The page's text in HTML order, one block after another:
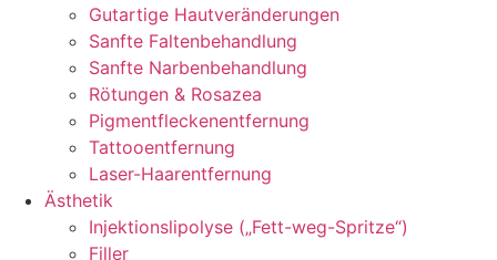
Gutartige Hautveränderungen
Sanfte Faltenbehandlung
Sanfte Narbenbehandlung
Rötungen & Rosazea
Pigmentfleckenentfernung
Tattooentfernung
Laser-Haarentfernung
Ästhetik
Injektionslipolyse („Fett-weg-Spritze“)
Filler